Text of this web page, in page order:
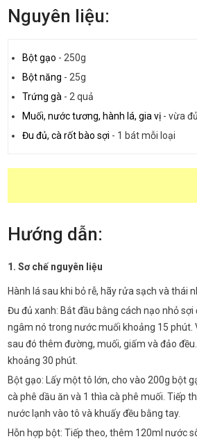
Nguyên liệu:
Bột gạo - 250g
Bột năng - 25g
Trứng gà - 2 quả
Muối, nước tương, hành lá, gia vị -vừa đủ
Đu đủ, cà rốt bào sợi - 1 bát mỗi loại
Hướng dẫn:
1. Sơ chế nguyên liệu
Hành lá sau khi bỏ rễ, hãy rửa sạch và thái
Đu đủ xanh: Bắt đầu bằng cách nạo nhỏ sợi
ngâm nó trong nước muối khoảng 15 phút.
sau đó thêm đường, muối, giấm và đảo
khoảng 30 phút.
Bột gạo: Lấy một tô lớn, cho vào 200g bột
cà phê dầu ăn và 1 thìa cà phê muối. Tiếp
nước lạnh vào tô và khuấy đều bằng tay.
Hỗn hợp bột: Tiếp theo, thêm 120ml nước